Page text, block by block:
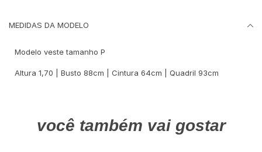
MEDIDAS DA MODELO
Modelo veste tamanho P
Altura 1,70 | Busto 88cm | Cintura 64cm | Quadril 93cm
você também vai gostar